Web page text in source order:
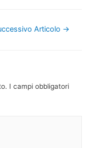
Articolo →
I campi obbligatori